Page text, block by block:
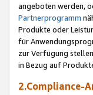
angeboten werden,
Partnerprogramm
Produkte oder
für
zur Verfügung
in Bezug auf
2.Compliance-